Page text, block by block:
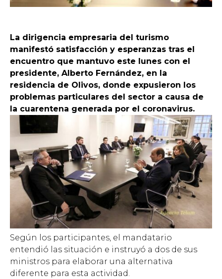
La dirigencia empresaria del turismo
manifestó satisfacción y esperanzas tras el
encuentro que mantuvo este lunes con el
presidente, Alberto Fernández, en la
residencia de Olivos, donde expusieron los
problemas particulares del sector a causa de
la cuarentena generada por el coronavirus.
Según los participantes, el mandatario
entendió las situación e instruyó a dos de sus
ministros para elaborar una alternativa
diferente para esta actividad.